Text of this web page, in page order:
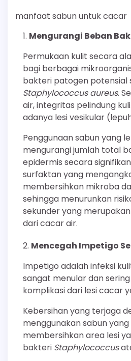
manfaat sabun untuk cacar
Mengurangi Beban
Permukaan kulit secara
bagi berbagai
bakteri patogen potensial
Staphylococcus aureus.
air, integritas pelindung
adanya lesi vesikular
Penggunaan sabun yang
mengurangi jumlah total
epidermis secara
surfaktan yang
membersihkan mikroba
sehingga menurunkan
sekunder yang
dari cacar air.
Mencegah Impetigo
Impetigo adalah infeksi
sangat menular dan
komplikasi dari lesi cacar
Kebersihan yang terjaga
menggunakan sabun
membersihkan area lesi
bakteri Staphylococcus